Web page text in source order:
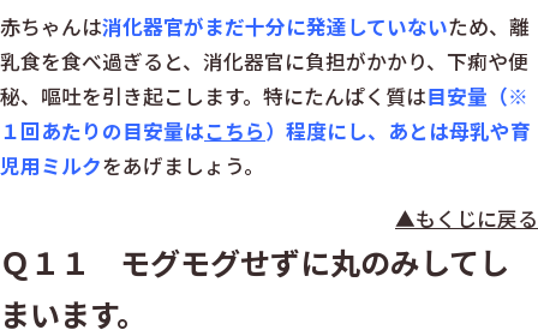
赤ちゃんは消化器官がまだ十分に発達していないため、離
乳食を食べ過ぎると、消化器官に負担がかかり、下痢や便
秘、嘔吐を引き起こします。特にたんぱく質は目安量（※
１回あたりの目安量はこちら）程度にし、あとは母乳や育
児用ミルクをあげましょう。
▲もくじに戻る
Ｑ１１ モグモグせずに丸のみしてし
まいます。